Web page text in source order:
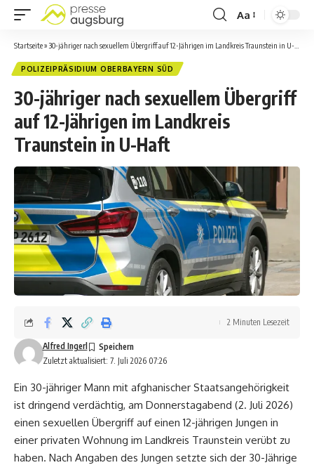
Aa
Startseite» 30-jähriger nach sexuellem Übergriff auf 12-Jährigen im Landkreis Traunstein in U-Haft
POLIZEIPRÄSIDIUM OBERBAYERN SÜD
30-jähriger nach sexuellem Übergriff
auf 12-Jährigen im Landkreis
Traunstein in U-Haft
Zuletzt aktualisiert: 7. Juli 2026 07:26
Alfred Ingerl
2 Minuten Lesezeit
Ein 30-jähriger Mann mit afghanischer Staatsangehörigkeit
ist dringend verdächtig, am Donnerstagabend (2. Juli 2026)
einen sexuellen Übergriff auf einen 12-jährigen Jungen in
einer privaten Wohnung im Landkreis Traunstein verübt zu
haben. Nach Angaben des Jungen setzte sich der 30-Jährige